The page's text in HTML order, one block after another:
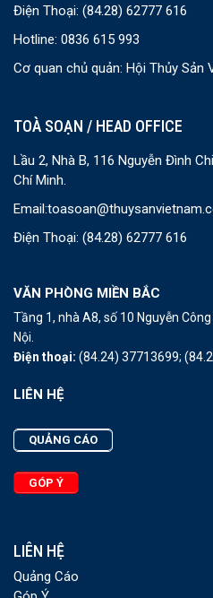
Điện Thoại: (84.28) 62777 616
Hotline: 0836 615 993
Cơ quan chủ quản: Hội Thủy Sản
TOÀ SOẠN / HEAD OFFICE
Lầu 2, Nhà B, 116 Nguyễn Đình
Chí Minh.
Email:
Điện Thoại: (84.28) 62777 616
VĂN PHÒNG MIỀN BẮC
Tầng 1, nhà A8, số 10 Nguyễn
Nội.
Điện thoại: (84.24) 37713699;
LIÊN HỆ
QUẢNG CÁO
GÓP Ý
LIÊN HỆ
Quảng Cáo